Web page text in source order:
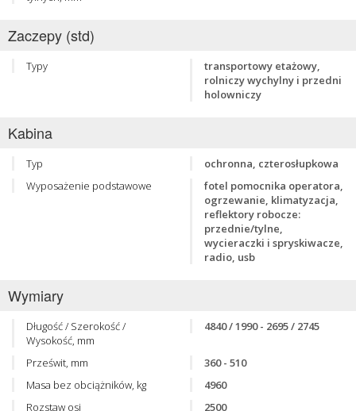
Zaczepy (std)
Typy
transportowy etażowy,
rolniczy wychylny i przedni
holowniczy
Kabina
Typ
ochronna, czterosłupkowa
Wyposażenie podstawowe
fotel pomocnika operatora,
ogrzewanie, klimatyzacja,
reflektory robocze:
przednie/tylne,
wycieraczki i spryskiwacze,
radio, usb
Wymiary
Długość / Szerokość /
Wysokość, mm
4840 / 1990 - 2695 / 2745
Prześwit, mm
360 - 510
Masa bez obciążników, kg
4960
Rozstaw osi
2500